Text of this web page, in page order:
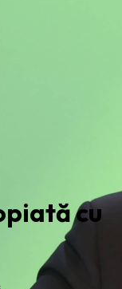
cu